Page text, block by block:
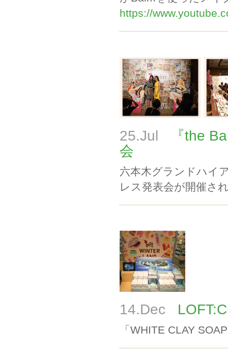
https://
25.Jul 『the
会
六本木グランドハイ
レス発表会が開催さ
14.Dec
「WHITE CLAY